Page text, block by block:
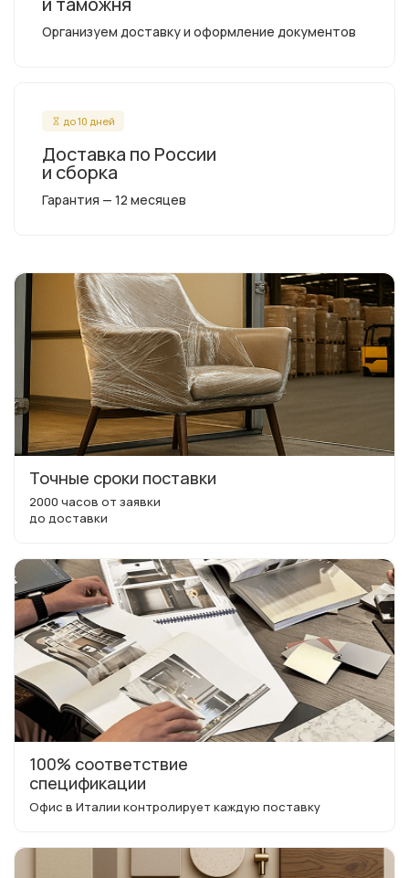
Организуем доставку и оформление документов
до 10 дней
Доставка по России
и сборка
Гарантия — 12 месяцев
Точные сроки поставки
2000 часов от заявки
до доставки
100% соответствие
спецификации
Офис в Италии контролирует каждую поставку